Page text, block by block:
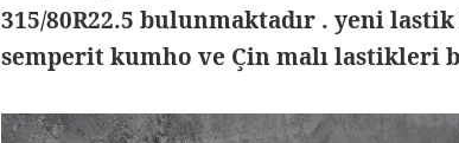
315/80R22.5 bulunmaktadır . yeni
semperit kumho ve Çin malı lastikleri